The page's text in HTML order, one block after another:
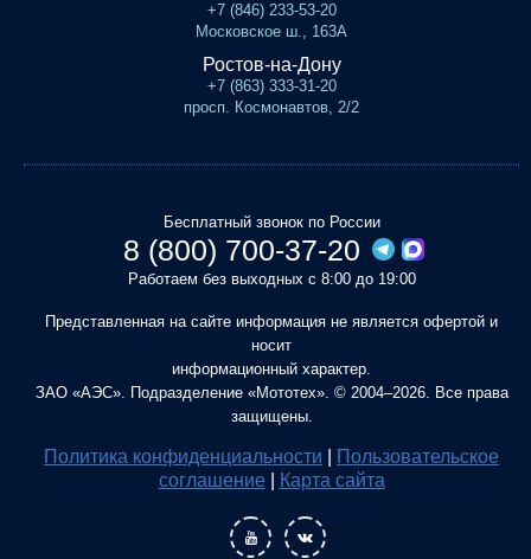
+7 (846) 233-53-20
Московское ш., 163А
Ростов-на-Дону
+7 (863) 333-31-20
просп. Космонавтов, 2/2
Бесплатный звонок по России
8 (800) 700-37-20
Работаем без выходных с 8:00 до 19:00
Представленная на сайте информация не является офертой и
носит
информационный характер.
ЗАО «АЭС». Подразделение «Мототех». © 2004–2026. Все права
защищены.
Политика конфиденциальности
Пользовательское
соглашение
Карта сайта